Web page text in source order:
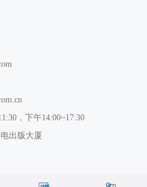
，下午14:00~17:30
出版大厦